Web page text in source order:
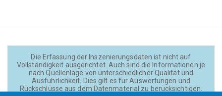
Die Erfassung der Inszenierungsdaten ist nicht auf
Vollständigkeit ausgerichtet. Auch sind die Informationen je
nach Quellenlage von unterschiedlicher Qualität und
Ausführlichkeit. Dies gilt es für Auswertungen und
Rückschlüsse aus dem Datenmaterial zu berücksichtigen.